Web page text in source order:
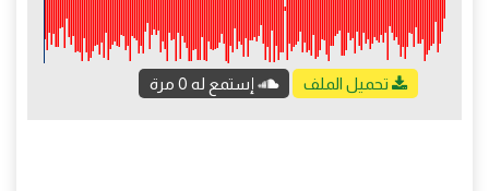
تحميل الملف إستمع له 0 مرة